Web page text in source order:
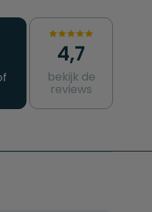
4,7
bekijk de
reviews